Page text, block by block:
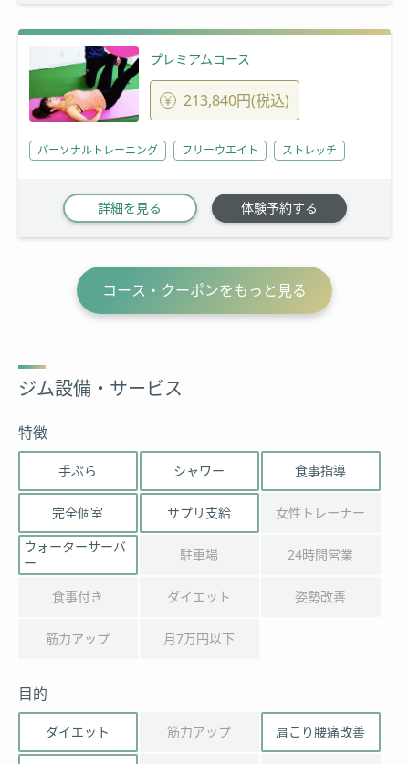
プレミアムコース
213,840円(税込)
パーソナルトレーニング フリーウエイト ストレッチ
詳細を見る 体験予約する
コース・クーポンをもっと見る
ジム設備・サービス
特徴
手ぶら シャワー 食事指導
完全個室 サプリ支給
女性トレーナー
ウォーターサーバ
ー
駐車場 24時間営業
食事付き ダイエット 姿勢改善
筋力アップ 月7万円以下
目的
ダイエット 筋力アップ 肩こり腰痛改善